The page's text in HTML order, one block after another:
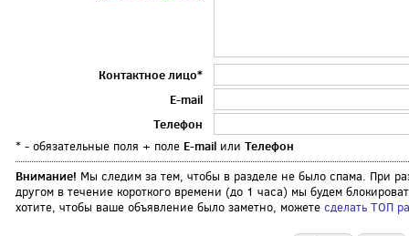
Контактное лицо*
E-mail
Телефон
* - обязательные поля + поле E-mail или Телефон
Внимание! Мы следим за тем, чтобы в разделе не было спама. При
другом в течение короткого времени (до 1 часа) мы будем
хотите, чтобы ваше объявление было заметно, можете сделать ТОП